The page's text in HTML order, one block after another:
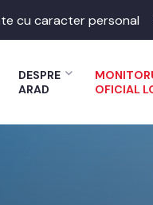
cu caracter personal
DESPRE
ARAD
OFICIAL